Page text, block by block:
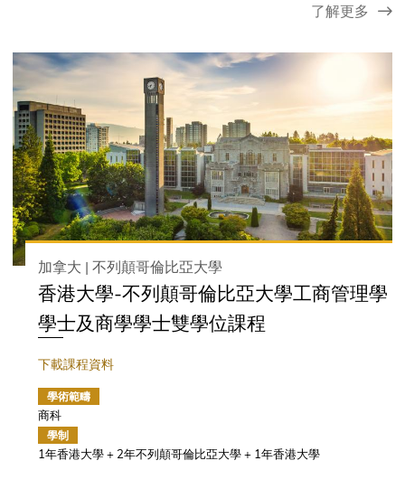
了解更多
加拿大 | 不列顛哥倫比亞大學
香港大學-不列顛哥倫比亞大學工商管理學
學士及商學學士雙學位課程
下載課程資料
學術範疇
商科
學制
1年香港大學 + 2年不列顛哥倫比亞大學 + 1年香港大學